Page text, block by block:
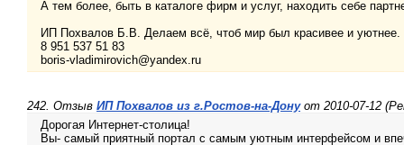
А тем более, быть в каталоге фирм и услуг, находить себе
ИП Похвалов Б.В. Делаем всё, чтоб мир был красивее и уютнее.
8 951 537 51 83
boris-vladimirovich@yandex.ru
242. Отзыв ИП Похвалов из г.Ростов-на-Донуот 2010-07-12
Дорогая Интернет-столица!
Вы- самый приятный портал с самым уютным интерфейсом и